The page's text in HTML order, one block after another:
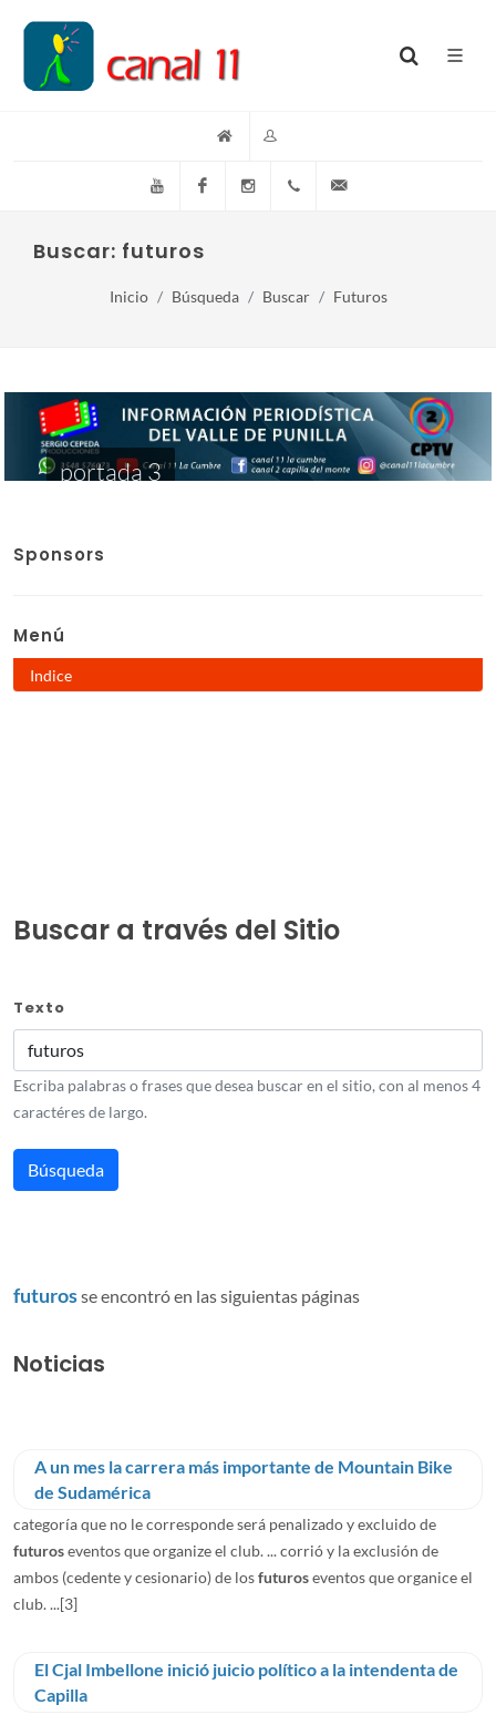
YouTube FacebookInstagram(+54)(9)3548-576073
Buscar: futuros
Inicio Búsqueda Buscar Futuros
portada 3
Sponsors
Menú
Indice
Buscar a través del Sitio
Texto
Escriba palabras o frases que desea buscar en el sitio, con al menos 4
caractéres de largo.
futurosse encontró en las siguientas páginas
Noticias
A un mes la carrera más importante de Mountain Bike
de Sudamérica
categoría que no le corresponde será penalizado y excluido de
futuroseventos que organize el club. ... corrió y la exclusión de
ambos (cedente y cesionario) de losfuturoseventos que organice el
club. ...[3]
El Cjal Imbellone inició juicio político a la intendenta de
Capilla